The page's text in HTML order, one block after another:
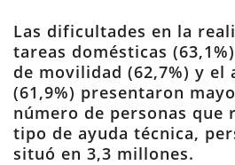
Las dificultades en la
tareas domésticas
de movilidad (62,7%) y el
(61,9%) presentaron
número de personas que
tipo de ayuda técnica,
situó en 3,3 millones.